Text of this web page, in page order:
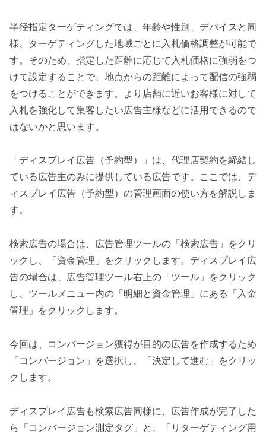
半径指定ターゲティングでは、年齢や性別、デバイスと同
様、ターゲティングした地域ごとに入札価格調整が可能で
す。そのため、指定した距離に応じて入札価格に強弱をつ
けて設定することで、地点からの距離によって配信の強弱
をつけることができます。より店舗に近いお客様に対して
入札を強化して集客したい広告主様などに活用できるので
はないかと思います。
「ディスプレイ広告（予約型）」は、代理店契約を締結し
ている広告主のみに提供している広告です。ここでは、デ
ィスプレイ広告（予約型）の管理画面の使い方を解説しま
す。
検索広告の場合は、広告管理ツールの「検索広告」をクリ
ックし、「資金管理」をクリックします。ディスプレイ広
告の場合は、広告管理ツール右上の「ツール」をクリック
し、ツールメニュー内の「明細と資金管理」にある「入金
管理」をクリックします。
今回は、コンバージョン獲得が目的の広告を作成するため
「コンバージョン」を選択し、「決定して進む」をクリッ
クします。
ディスプレイ広告も検索広告同様に、広告作成が完了した
ら「コンバージョン測定タグ」と、「リターゲティング用